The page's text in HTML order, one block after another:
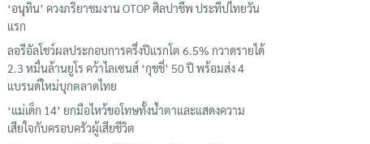
‘อนุทิน’ ควงภริยาชมงาน OTOP ศิลปาชีพ ประทีปไทยวัน
แรก
ลอรีอัลโชว์ผลประกอบการครึ่งปีแรกโต 6.5% กวาดรายได้
2.3 หมื่นล้านยูโร คว้าไลเซนส์ ‘กุชชี่’ 50 ปี พร้อมส่ง 4
แบรนด์ใหม่บุกตลาดไทย
‘แม่เด็ก 14’ ยกมือไหว้ขอโทษทั้งน้ำตาและแสดงความ
เสียใจกับครอบครัวผู้เสียชีวิต